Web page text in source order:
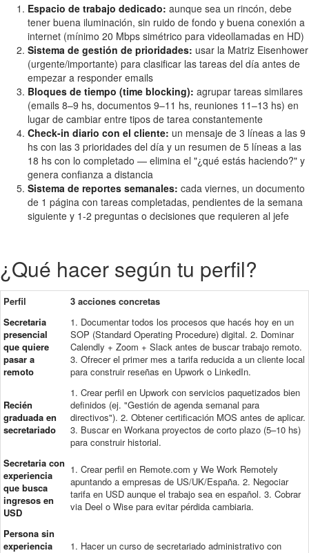
Espacio de trabajo dedicado: aunque sea un rincón, debe
tener buena iluminación, sin ruido de fondo y buena conexión a
internet (mínimo 20 Mbps simétrico para videollamadas en HD)
Sistema de gestión de prioridades: usar la Matriz Eisenhower
(urgente/importante) para clasificar las tareas del día antes de
empezar a responder emails
Bloques de tiempo (time blocking): agrupar tareas similares
(emails 8–9 hs, documentos 9–11 hs, reuniones 11–13 hs) en
lugar de cambiar entre tipos de tarea constantemente
Check-in diario con el cliente: un mensaje de 3 líneas a las 9
hs con las 3 prioridades del día y un resumen de 5 líneas a las
18 hs con lo completado — elimina el "¿qué estás haciendo?" y
genera confianza a distancia
Sistema de reportes semanales: cada viernes, un documento
de 1 página con tareas completadas, pendientes de la semana
siguiente y 1-2 preguntas o decisiones que requieren al jefe
¿Qué hacer según tu perfil?
Perfil
3 acciones concretas
Secretaria
presencial
que quiere
pasar a
remoto
1. Documentar todos los procesos que hacés hoy en un
SOP (Standard Operating Procedure) digital. 2. Dominar
Calendly + Zoom + Slack antes de buscar trabajo remoto.
3. Ofrecer el primer mes a tarifa reducida a un cliente local
para construir reseñas en Upwork o LinkedIn.
Recién
graduada en
secretariado
1. Crear perfil en Upwork con servicios paquetizados bien
definidos (ej. "Gestión de agenda semanal para
directivos"). 2. Obtener certificación MOS antes de aplicar.
3. Buscar en Workana proyectos de corto plazo (5–10 hs)
para construir historial.
Secretaria con
experiencia
que busca
ingresos en
USD
1. Crear perfil en Remote.com y We Work Remotely
apuntando a empresas de US/UK/España. 2. Negociar
tarifa en USD aunque el trabajo sea en español. 3. Cobrar
via Deel o Wise para evitar pérdida cambiaria.
Persona sin
experiencia
1. Hacer un curso de secretariado administrativo con